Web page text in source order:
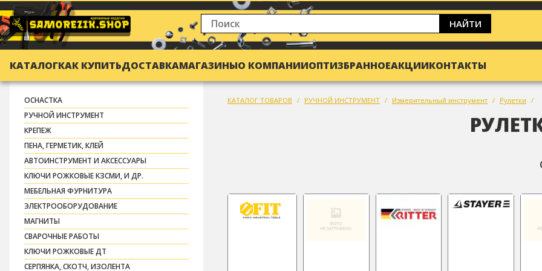
НАЙТИ
КАТАЛОГКАК КУПИТЬДОСТАВКАМАГАЗИНЫО КОМПАНИИОПТИЗБРАННОЕАКЦИИКОНТАКТЫ
ОСНАСТКА
РУЧНОЙ ИНСТРУМЕНТ
КРЕПЕЖ
ПЕНА, ГЕРМЕТИК, КЛЕЙ
АВТОИНСТРУМЕНТ И АКСЕССУАРЫ
КЛЮЧИ РОЖКОВЫЕ КЗСМИ, И ДР.
МЕБЕЛЬНАЯ ФУРНИТУРА
ЭЛЕКТРООБОРУДОВАНИЕ
МАГНИТЫ
СВАРОЧНЫЕ РАБОТЫ
КЛЮЧИ РОЖКОВЫЕ ДТ
СЕРПЯНКА, СКОТЧ, ИЗОЛЕНТА
КАТАЛОГ ТОВАРОВ РУЧНОЙ ИНСТРУМЕНТ Измерительный инструмент Рулетки